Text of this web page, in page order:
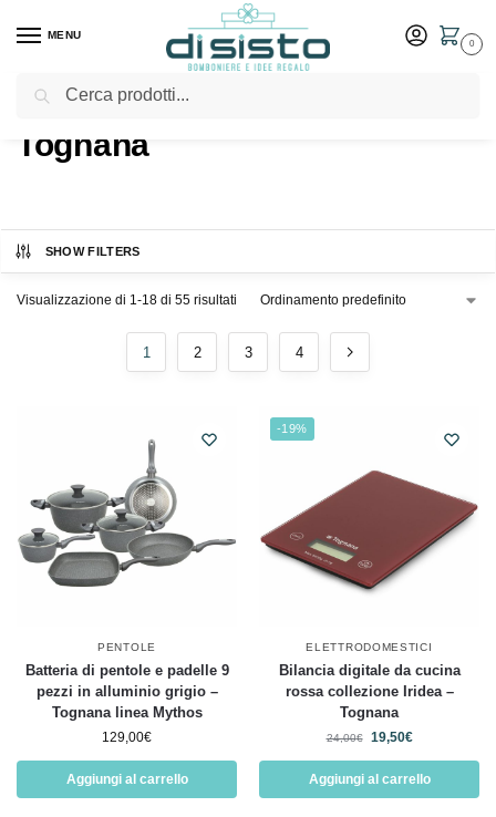
MENU
0
Home Shop Prodotti taggati “Tognana”
Tognana
SHOW FILTERS
Visualizzazione di 1-18 di 55 risultati
1 2 3 4
PENTOLE
Batteria di pentole e padelle 9
pezzi in alluminio grigio –
Tognana linea Mythos
129,00€
Aggiungi al carrello
-19%
ELETTRODOMESTICI
Bilancia digitale da cucina
rossa collezione Iridea –
Tognana
24,00€ 19,50€
Aggiungi al carrello